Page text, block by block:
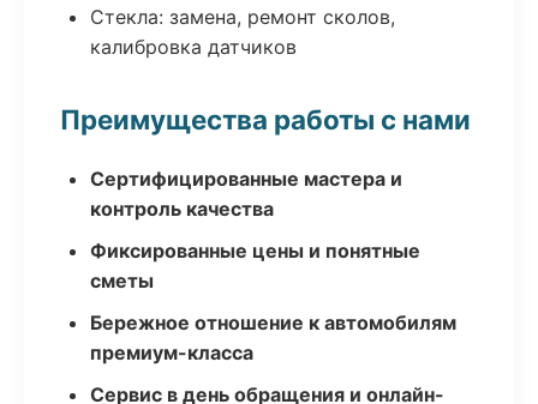
Стекла: замена, ремонт сколов,
калибровка датчиков
Преимущества работы с нами
Сертифицированные мастера и
контроль качества
Фиксированные цены и понятные
сметы
Бережное отношение к автомобилям
премиум-класса
Сервис в день обращения и онлайн-